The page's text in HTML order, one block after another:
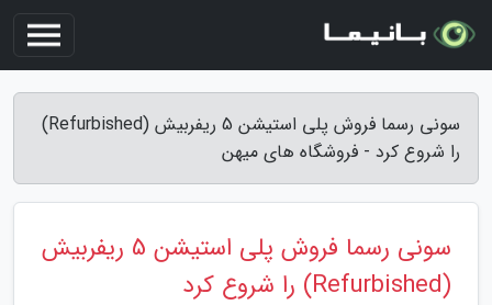
سونی رسما فروش پلی استیشن 5 ریفربیش (Refurbished)
را شروع کرد - فروشگاه های میهن
سونی رسما فروش پلی استیشن 5 ریفربیش
(Refurbished) را شروع کرد